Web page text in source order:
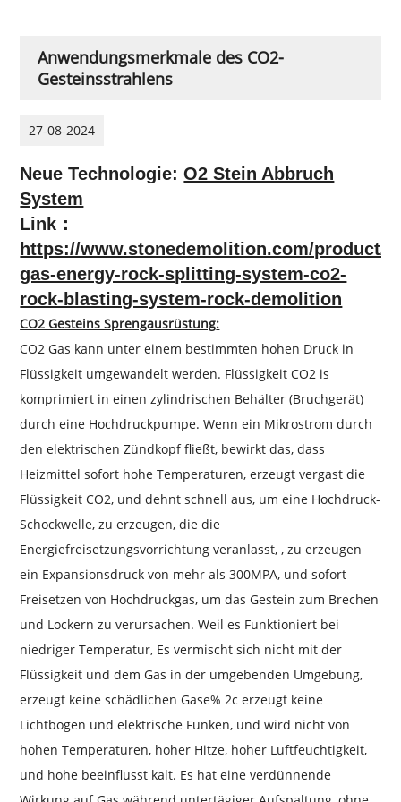
Anwendungsmerkmale des CO2-
Gesteinsstrahlens
27-08-2024
Neue Technologie:O2 Stein Abbruch
System
Link：
https://www.stonedemolition.com/product/
gas-energy-rock-splitting-system-co2-
rock-blasting-system-rock-demolition
CO2 Gesteins Sprengausrüstung:
CO2 Gas kann unter einem bestimmten hohen Druck in
Flüssigkeit umgewandelt werden. Flüssigkeit CO2 is
komprimiert in einen zylindrischen Behälter (Bruchgerät)
durch eine Hochdruckpumpe. Wenn ein Mikrostrom durch
den elektrischen Zündkopf fließt, bewirkt das, dass
Heizmittel sofort hohe Temperaturen, erzeugt vergast die
Flüssigkeit CO2, und dehnt schnell aus, um eine Hochdruck-
Schockwelle, zu erzeugen, die die
Energiefreisetzungsvorrichtung veranlasst, , zu erzeugen
ein Expansionsdruck von mehr als 300MPA, und sofort
Freisetzen von Hochdruckgas, um das Gestein zum Brechen
und Lockern zu verursachen. Weil es Funktioniert bei
niedriger Temperatur, Es vermischt sich nicht mit der
Flüssigkeit und dem Gas in der umgebenden Umgebung,
erzeugt keine schädlichen Gase% 2c erzeugt keine
Lichtbögen und elektrische Funken, und wird nicht von
hohen Temperaturen, hoher Hitze, hoher Luftfeuchtigkeit,
und hohe beeinflusst kalt. Es hat eine verdünnende